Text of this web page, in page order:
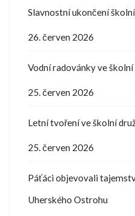
Slavnostní ukončení
26. červen 2026
Vodní radovánky ve školní
25. červen 2026
Letní tvoření ve školní
25. červen 2026
Páťáci objevovali
Uherského Ostrohu